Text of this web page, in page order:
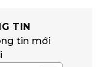
TIN
tin mới